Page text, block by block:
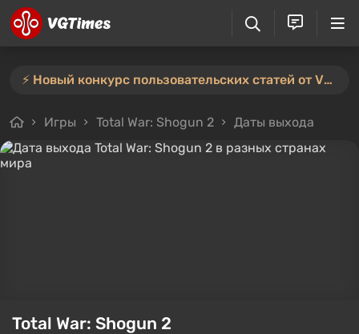
⚡️ Новый конкурс пользовательских статей от VGTimes — участвуйте тут ⚡️
Игры Total War: Shogun 2 Даты выхода
Total War: Shogun 2